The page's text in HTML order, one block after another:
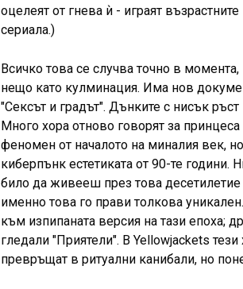
оцелеят от гнева ѝ - играят
сериала.)
Всичко това се случва точно в момента,
нещо като кулминация. Има нов
"Сексът и градът". Дънките с нисък
Много хора отново говорят за
феномен от началото на миналия век,
киберпънк естетиката от 90-те години.
било да живееш през това
именно това го прави толкова
към изпипаната версия на тази епоха;
гледали "Приятели". В Yellowjackets
превръщат в ритуални канибали, но